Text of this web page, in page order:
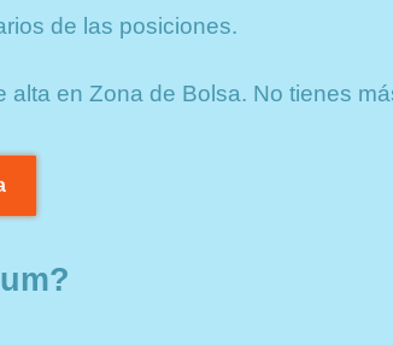
de las posiciones.
en Zona de Bolsa. No tienes